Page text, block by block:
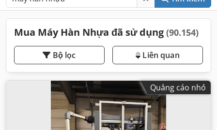
Mua Máy Hàn Nhựa đã sử dụng (90.154)
Bộ lọc Liên quan
Quảng cáo nhỏ